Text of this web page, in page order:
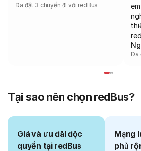
Đã đặt 3 chuyến đi với redBus
Đã
Tại sao nên chọn redBus?
Giá và ưu đãi độc
quyền tại redBus
Mạng
phủ